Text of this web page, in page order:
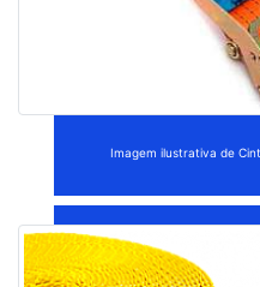
Imagem ilustrativa de